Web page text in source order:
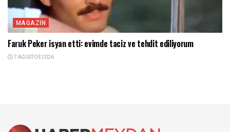
MAGAZIN
Faruk Peker isyan etti: evimde taciz ve tehdit ediliyorum
7 AĞUSTOS 2026